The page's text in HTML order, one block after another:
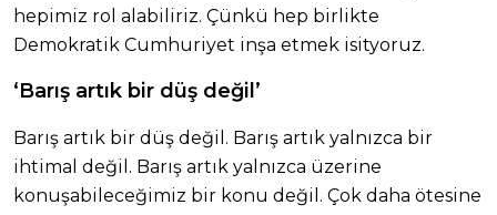
hepimiz rol alabiliriz. Çünkü hep birlikte
Demokratik Cumhuriyet inşa etmek isityoruz.
‘Barış artık bir düş değil’
Barış artık bir düş değil. Barış artık yalnızca bir
ihtimal değil. Barış artık yalnızca üzerine
konuşabileceğimiz bir konu değil. Çok daha ötesine